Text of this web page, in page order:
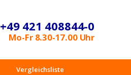
+49 421 408844-0
Mo-Fr 8.30-17.00 Uhr
Vergleichsliste